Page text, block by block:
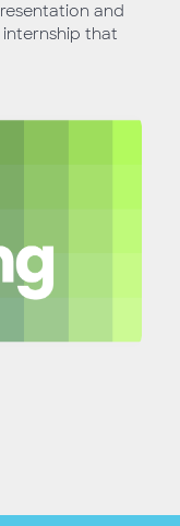
and
internship that